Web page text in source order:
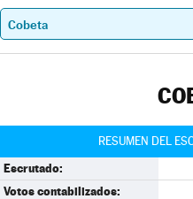
RESUMEN DEL
Escrutado:
Votos contabilizados: